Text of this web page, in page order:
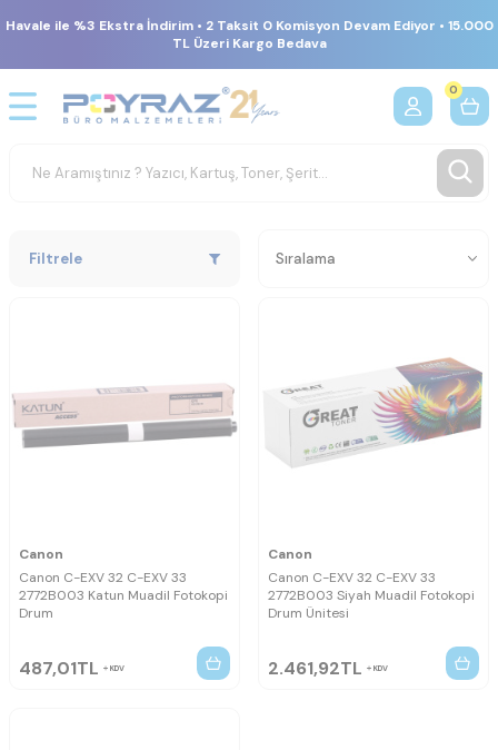
Havale ile %3 Ekstra İndirim • 2 Taksit 0 Komisyon Devam Ediyor • 15.000
TL Üzeri Kargo Bedava
0
Filtrele
Canon
Canon C-EXV 32 C-EXV 33
2772B003 Katun Muadil Fotokopi
Drum
487,01TL KDV
Canon
Canon C-EXV 32 C-EXV 33
2772B003 Siyah Muadil Fotokopi
Drum Ünitesi
2.461,92TL KDV